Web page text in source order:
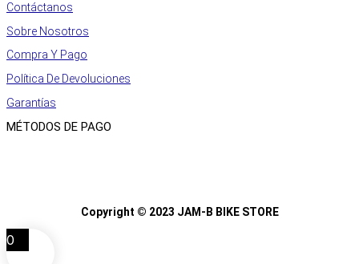
Contáctanos
Sobre Nosotros
Compra Y Pago
Política De Devoluciones
Garantías
MÉTODOS DE PAGO
Copyright © 2023 JAM-B BIKE STORE
0